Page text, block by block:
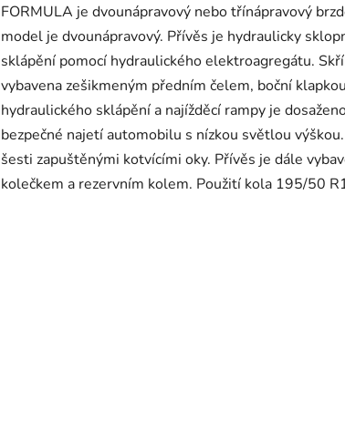
FORMULA je dvounápravový nebo třínápravový
model je dvounápravový. Přívěs je hydraulicky
sklápění pomocí hydraulického elektroagregátu.
vybavena zešikmeným předním čelem, boční
hydraulického sklápění a najížděcí rampy je
bezpečné najetí automobilu s nízkou světlou
šesti zapuštěnými kotvícími oky. Přívěs je dále
kolečkem a rezervním kolem. Použití kola 195/50